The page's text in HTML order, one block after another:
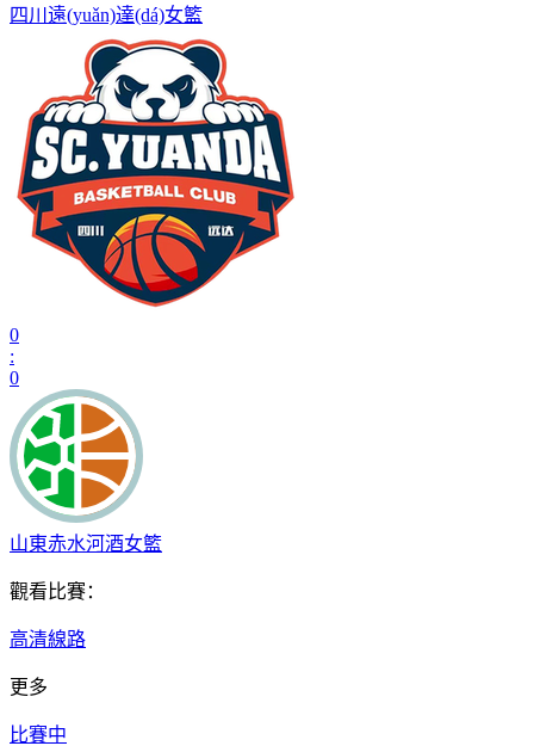
四川遠(yuǎn)達(dá)女籃
0
:
0
山東赤水河酒女籃
觀看比賽：
高清線路
更多
比賽中